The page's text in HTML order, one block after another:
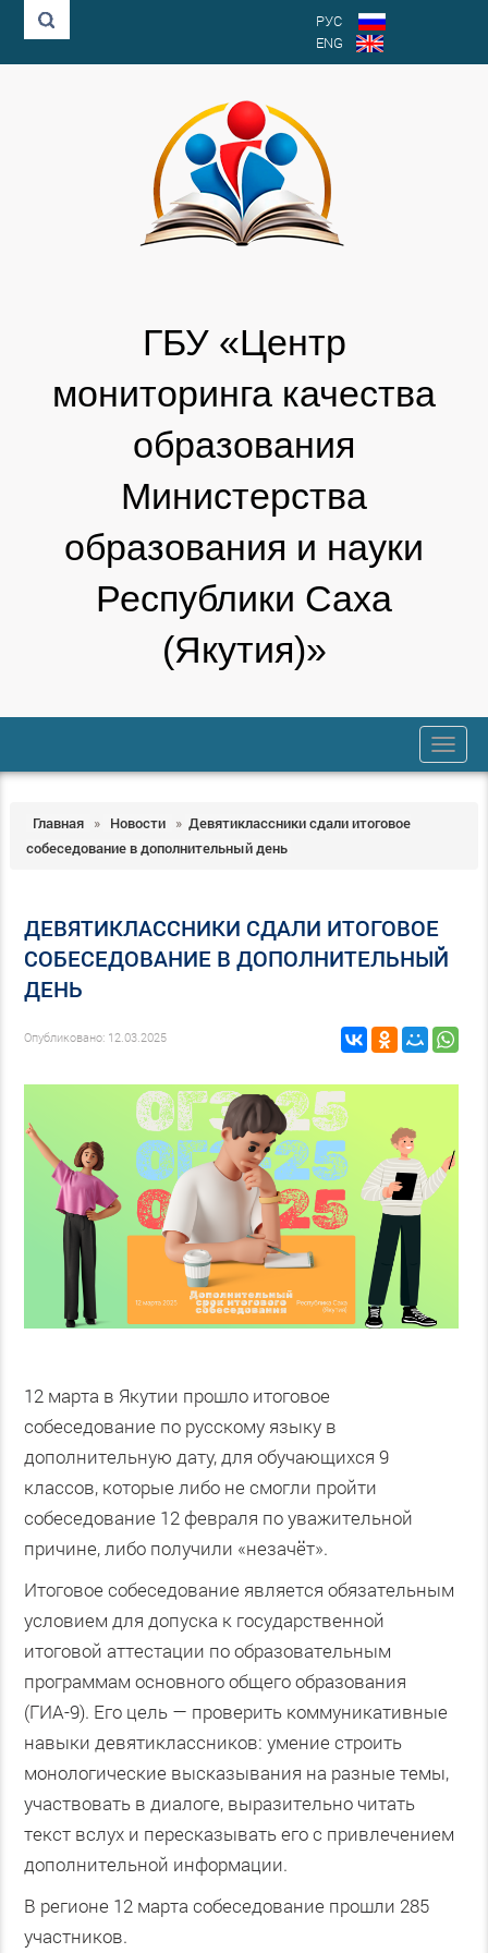
РУС
ENG
ГБУ «Центр
мониторинга качества
образования
Министерства
образования и науки
Республики Саха
(Якутия)»
trk
Главная » Новости » Девятиклассники сдали итоговое
собеседование в дополнительный день
ДЕВЯТИКЛАССНИКИ СДАЛИ ИТОГОВОЕ
СОБЕСЕДОВАНИЕ В ДОПОЛНИТЕЛЬНЫЙ
ДЕНЬ
Опубликовано: 12.03.2025
12 марта в Якутии прошло итоговое
собеседование по русскому языку в
дополнительную дату, для обучающихся 9
классов, которые либо не смогли пройти
собеседование 12 февраля по уважительной
причине, либо получили «незачёт».
Итоговое собеседование является обязательным
условием для допуска к государственной
итоговой аттестации по образовательным
программам основного общего образования
(ГИА-9). Его цель — проверить коммуникативные
навыки девятиклассников: умение строить
монологические высказывания на разные темы,
участвовать в диалоге, выразительно читать
текст вслух и пересказывать его с привлечением
дополнительной информации.
В регионе 12 марта собеседование прошли 285
участников.